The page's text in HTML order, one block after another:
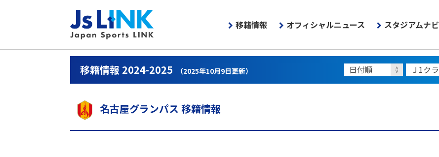
移籍情報 オフィシャルニュース スタジアムナビ
移籍情報 2024-2025 （2025年10月9日更新）
名古屋グランパス 移籍情報